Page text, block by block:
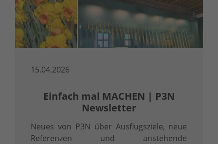
15.04.2026
Einfach mal MACHEN | P3N
Newsletter
Neues von P3N über Ausflugsziele, neue
Referenzen und anstehende